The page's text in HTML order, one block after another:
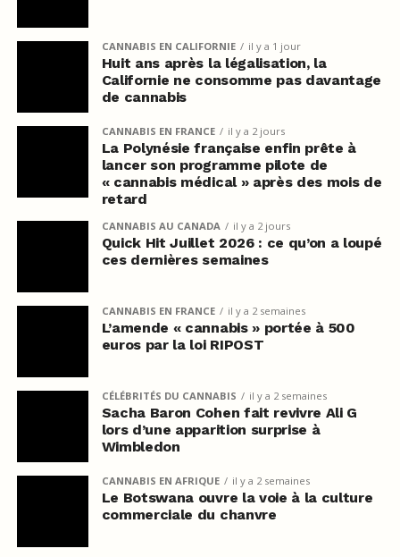
CANNABIS EN CALIFORNIE il y a 1 jour
Huit ans après la légalisation, la
Californie ne consomme pas davantage
de cannabis
CANNABIS EN FRANCE il y a 2 jours
La Polynésie française enfin prête à
lancer son programme pilote de
« cannabis médical » après des mois de
retard
CANNABIS AU CANADA il y a 2 jours
Quick Hit Juillet 2026 : ce qu’on a loupé
ces dernières semaines
CANNABIS EN FRANCE il y a 2 semaines
L’amende « cannabis » portée à 500
euros par la loi RIPOST
CÉLÉBRITÉS DU CANNABIS il y a 2 semaines
Sacha Baron Cohen fait revivre Ali G
lors d’une apparition surprise à
Wimbledon
CANNABIS EN AFRIQUE il y a 2 semaines
Le Botswana ouvre la voie à la culture
commerciale du chanvre